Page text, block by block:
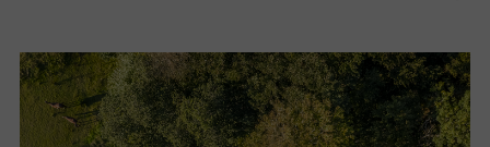
dánského města Aarhus. Nový dům by měl plně
vyhovovat požadavkům nové majitelky. Dle regulací
se musel vejít do původní půdorysné stopy a svou
materialitou měl harmonicky splynout s okolní